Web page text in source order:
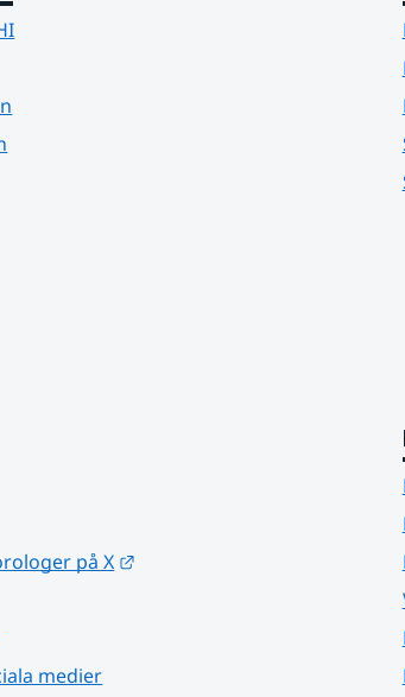
på X
medier